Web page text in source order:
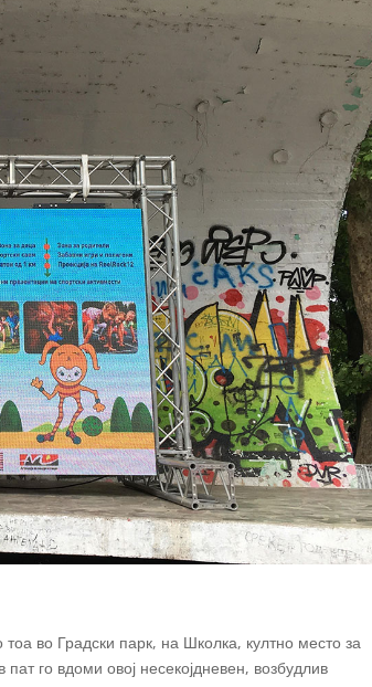
во Градски парк, на Школка, култно место за
го вдоми овој несекојдневен, возбудлив